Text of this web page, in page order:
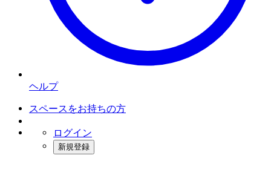
ヘルプ
スペースをお持ちの方
ログイン
新規登録